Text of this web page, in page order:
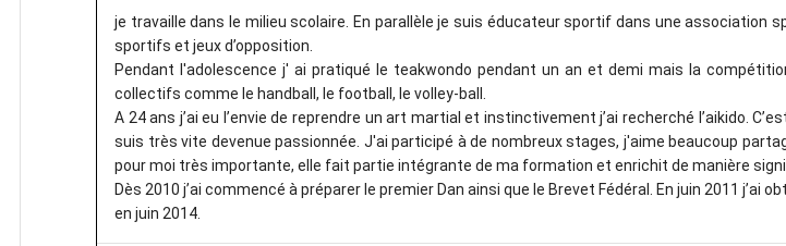
je travaille dans le milieu scolaire. En parallèle je suis éducateur sportif dans une association
sportifs et jeux d’opposition.
Pendant l'adolescence j' ai pratiqué le teakwondo pendant un an et demi mais la
collectifs comme le handball, le football, le volley-ball.
A 24 ans j’ai eu l’envie de reprendre un art martial et instinctivement j’ai recherché l’aikido.
suis très vite devenue passionnée. J'ai participé à de nombreux stages, j'aime beaucoup
pour moi très importante, elle fait partie intégrante de ma formation et enrichit de manière
Dès 2010 j’ai commencé à préparer le premier Dan ainsi que le Brevet Fédéral. En juin 2011 j’ai
en juin 2014.